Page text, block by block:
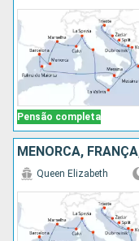
Pensão completa
Queen Elizabeth